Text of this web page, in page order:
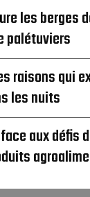
les berges
palétuviers
raisons qui
les nuits
face aux défis